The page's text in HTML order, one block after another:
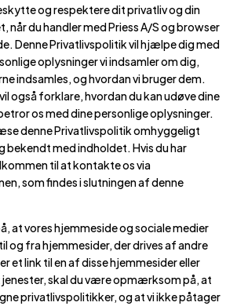
og respektere dit privatliv og din
når du handler med Priess A/S og browser
Denne Privatlivspolitik vil hjælpe dig med
oplysninger vi indsamler om dig,
indsamles, og hvordan vi bruger dem.
også forklare, hvordan du kan udøve dine
os med dine personlige oplysninger.
denne Privatlivspolitik omhyggeligt
bekendt med indholdet. Hvis du har
til at kontakte os via
som findes i slutningen af denne
at vores hjemmeside og sociale medier
og fra hjemmesider, der drives af andre
et link til en af disse hjemmesider eller
skal du være opmærksom på, at
privatlivspolitikker, og at vi ikke påtager